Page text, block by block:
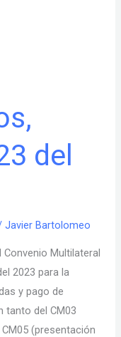
del
Javier Bartolomeo
Multilateral
2023 para la
y pago de
tanto del CM03
(presentación